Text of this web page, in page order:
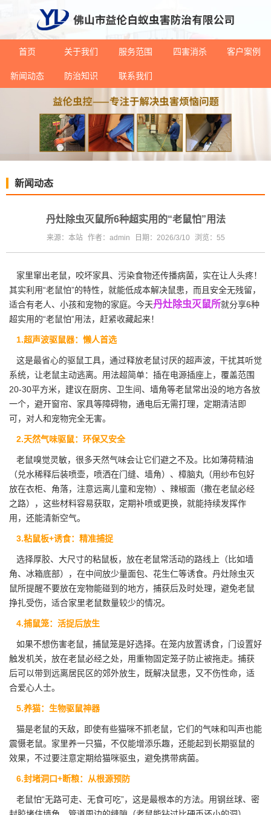
首页 关于我们 服务范围 四害消杀 客户案例
新闻动态 防治知识 联系我们
新闻动态
丹灶除虫灭鼠所6种超实用的“老鼠怕”用法
来源：本站 作者：admin 日期：2026/3/10 浏览： 55
家里窜出老鼠，咬坏家具、污染食物还传播病菌，实在让人头疼！
其实利用“老鼠怕”的特性，就能低成本解决鼠患，而且安全无残留，
适合有老人、小孩和宠物的家庭。今天丹灶除虫灭鼠所就分享6种
超实用的“老鼠怕”用法，赶紧收藏起来！
1.超声波驱鼠器：懒人首选
这是最省心的驱鼠工具，通过释放老鼠讨厌的超声波，干扰其听觉
系统，让老鼠主动逃离。用法超简单：插在电源插座上， 覆盖范围
20-30平方米，建议在厨房、卫生间、墙角等老鼠常出没的地方各放
一个，避开窗帘、家具等障碍物，通电后无需打理，定期清洁即
可，对人和宠物完全无害。
2.天然气味驱鼠：环保又安全
老鼠嗅觉灵敏，很多天然气味会让它们避之不及。比如薄荷精油
（兑水稀释后装喷壶，喷洒在门缝、墙角）、樟脑丸（用纱布包好
放在衣柜、角落，注意远离儿童和宠物）、辣椒面（撒在老鼠必经
之路），这些材料容易获取，定期补喷或更换，就能持续发挥作
用，还能清新空气。
3.粘鼠板+诱食：精准捕捉
选择厚胶、大尺寸的粘鼠板，放在老鼠常活动的路线上（比如墙
角、冰箱底部），在中间放少量面包、花生仁等诱食。丹灶除虫灭
鼠所提醒不要放在宠物能碰到的地方，捕获后及时处理，避免老鼠
挣扎受伤，适合家里老鼠数量较少的情况。
4.捕鼠笼：活捉后放生
如果不想伤害老鼠，捕鼠笼是好选择。在笼内放置诱食，门设置好
触发机关，放在老鼠必经之处，用重物固定笼子防止被拖走。捕获
后可以带到远离居民区的郊外放生，既解决鼠患，又不伤性命，适
合爱心人士。
5.养猫：生物驱鼠神器
猫是老鼠的天敌，即使有些猫咪不抓老鼠，它们的气味和叫声也能
震慑老鼠。家里养一只猫，不仅能增添乐趣，还能起到长期驱鼠的
效果，不过要注意定期给猫咪驱虫，避免携带病菌。
6.封堵洞口+断粮：从根源预防
老鼠怕“无路可走、无食可吃”，这是最根本的方法。用钢丝球、密